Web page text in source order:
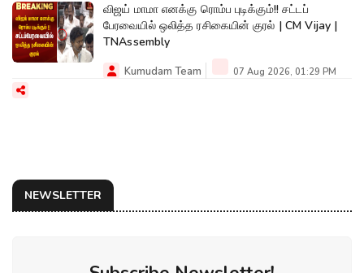
விஜய் மாமா எனக்கு ரொம்ப புடிக்கும்!! சட்டப்
பேரவையில் ஒலித்த ரசிகையின் குரல் | CM Vijay |
TNAssembly
Kumudam Team 07 Aug 2026, 01:29 PM
NEWSLETTER